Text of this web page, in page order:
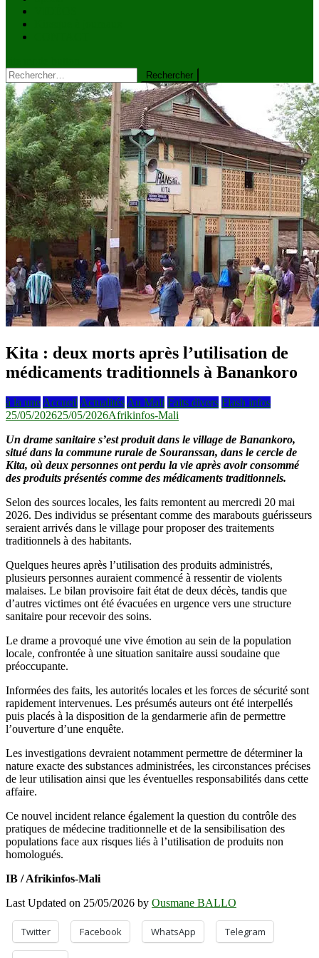
Rechercher :
Kita : deux morts après l’utilisation de
médicaments traditionnels à Banankoro
à la une Accueil Actualités Au Mali Faits divers Flash infos
25/05/202625/05/2026Afrikinfos-Mali
Un drame sanitaire s’est produit dans le village de Banankoro,
situé dans la commune rurale de Souranssan, dans le cercle de
Kita, où deux personnes ont perdu la vie après avoir consommé
des produits présentés comme des médicaments traditionnels.
Selon des sources locales, les faits remontent au mercredi 20 mai
2026. Des individus se présentant comme des marabouts guérisseurs
seraient arrivés dans le village pour proposer des traitements
traditionnels à des habitants.
Quelques heures après l’utilisation des produits administrés,
plusieurs personnes auraient commencé à ressentir de violents
malaises. Le bilan provisoire fait état de deux décès, tandis que
d’autres victimes ont été évacuées en urgence vers une structure
sanitaire pour recevoir des soins.
Le drame a provoqué une vive émotion au sein de la population
locale, confrontée à une situation sanitaire aussi soudaine que
préoccupante.
Informées des faits, les autorités locales et les forces de sécurité sont
rapidement intervenues. Les présumés auteurs ont été interpellés
puis placés à la disposition de la gendarmerie afin de permettre
l’ouverture d’une enquête.
Les investigations devraient notamment permettre de déterminer la
nature exacte des substances administrées, les circonstances précises
de leur utilisation ainsi que les éventuelles responsabilités dans cette
affaire.
Ce nouvel incident relance également la question du contrôle des
pratiques de médecine traditionnelle et de la sensibilisation des
populations face aux risques liés à l’utilisation de produits non
homologués.
IB / Afrikinfos-Mali
Last Updated on 25/05/2026 by Ousmane BALLO
Twitter Facebook WhatsApp Telegram